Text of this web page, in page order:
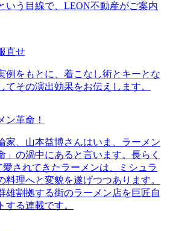
いう目線で、LEON不動産がご案内
直せ
例をもとに、着こなし術とキーとな
てその演出効果をお伝えします。
ン革命！
家、山本益博さんはいま、ラーメン
」の渦中にあると言います。長らく
されてきたラーメンは、ミシュラ
料理へと変貌を遂げつつあります。
雄割拠する街のラーメン店を巨匠自
する連載です。